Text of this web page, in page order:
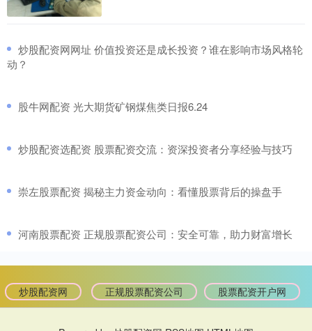
​炒股配资网网址 价值投资还是成长投资？谁在影响市场风格轮
动？
​股牛网配资 光大期货矿钢煤焦类日报6.24
​炒股配资选配资 股票配资交流：资深投资者分享经验与技巧
​崇左股票配资 揭秘主力资金动向：看懂股票背后的操盘手
​河南股票配资 正规股票配资公司：安全可靠，助力财富增长
炒股配资网 正规股票配资公司 股票配资开户网